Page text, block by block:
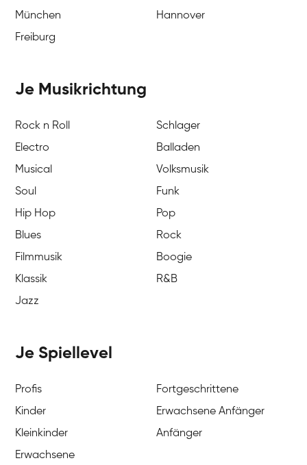
München
Hannover
Freiburg
Je Musikrichtung
Rock n Roll
Schlager
Electro
Balladen
Musical
Volksmusik
Soul
Funk
Hip Hop
Pop
Blues
Rock
Filmmusik
Boogie
Klassik
R&B
Jazz
Je Spiellevel
Profis
Fortgeschrittene
Kinder
Erwachsene Anfänger
Kleinkinder
Anfänger
Erwachsene